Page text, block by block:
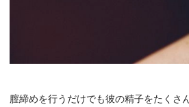
膣締めを行うだけでも彼の精子をたくさ